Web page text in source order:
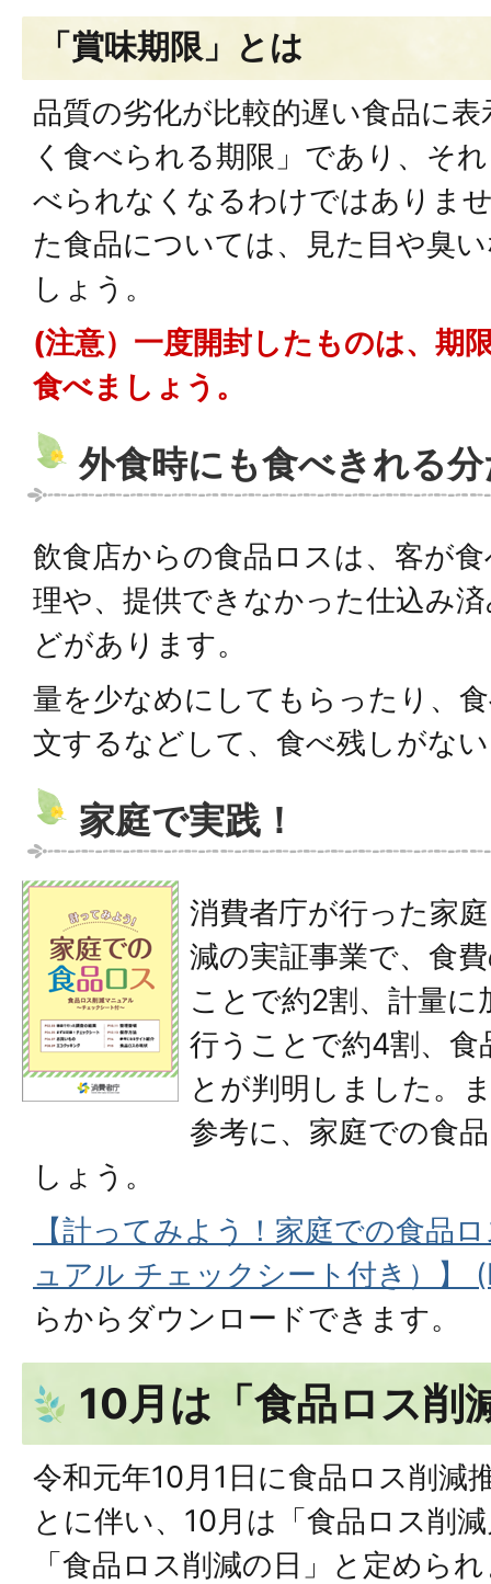
「賞味期限」とは
品質の劣化が比較的遅い食品に
く食べられる期限」であり、そ
べられなくなるわけではありま
た食品については、見た目や臭
しょう。
(注意）一度開封したものは、期
食べましょう。
外食時にも食べきれる
飲食店からの食品ロスは、客が
理や、提供できなかった仕込み
どがあります。
量を少なめにしてもらったり、
文するなどして、食べ残しがな
家庭で実践！
消費者庁が行った家
減の実証事業で、食
ことで約2割、計量
行うことで約4割、
とが判明しました。
参考に、家庭での食
しょう。
【計ってみよう！家庭での食品
ュアル チェックシート付き）】
らからダウンロードできます。
10月は「食品ロス削
令和元年10月1日に食品ロス削減
とに伴い、10月は「食品ロス削
「食品ロス削減の日」と定めら